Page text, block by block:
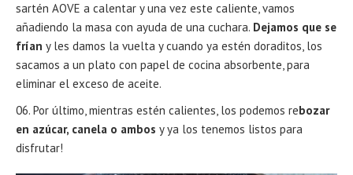
sartén AOVE a calentar y una vez este caliente, vamos
añadiendo la masa con ayuda de una cuchara. Dejamos que se
frían y les damos la vuelta y cuando ya estén doraditos, los
sacamos a un plato con papel de cocina absorbente, para
eliminar el exceso de aceite.
Por último, mientras estén calientes, los podemos rebozar
en azúcar, canela o ambos y ya los tenemos listos para
disfrutar!